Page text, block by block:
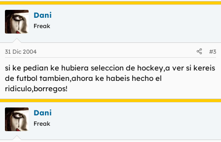
Dani
Freak
31 Dic 2004 #3
si ke pedian ke hubiera seleccion de hockey,a ver si kereis
de futbol tambien,ahora ke habeis hecho el
ridiculo,borregos!
Dani
Freak